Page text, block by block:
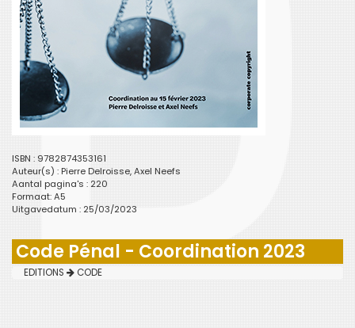
ISBN : 9782874353161
Auteur(s) : Pierre Delroisse,Axel Neefs
Aantal pagina's : 220
Formaat: A5
Uitgavedatum : 25/03/2023
Code Pénal - Coordination 2023
EDITIONS CODE